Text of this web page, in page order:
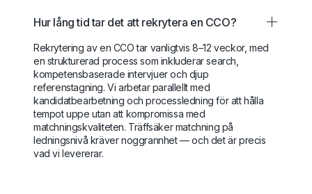
Hur lång tid tar det att rekrytera en CCO?
Rekrytering av en CCO tar vanligtvis 8–12 veckor, med
en strukturerad process som inkluderar search,
kompetensbaserade intervjuer och djup
referenstagning. Vi arbetar parallellt med
kandidatbearbetning och processledning för att hålla
tempot uppe utan att kompromissa med
matchningskvaliteten. Träffsäker matchning på
ledningsnivå kräver noggrannhet — och det är precis
vad vi levererar.